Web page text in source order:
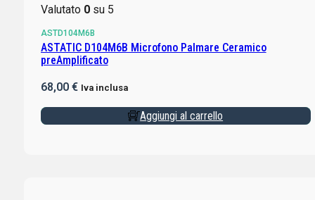
Valutato 0su 5
ASTD104M6B
ASTATIC D104M6B Microfono Palmare Ceramico
preAmplificato
68,00 € Iva inclusa
Aggiungi al carrello